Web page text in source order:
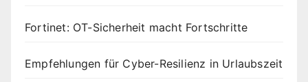
Fortinet: OT-Sicherheit macht Fortschritte
Empfehlungen für Cyber-Resilienz in Urlaubszeit